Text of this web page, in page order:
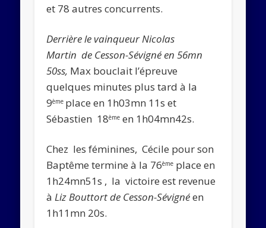
et 78 autres concurrents.
Derrière le vainqueur Nicolas
Martin de Cesson-Sévigné en 56mn
50ss, Max bouclait l’épreuve
quelques minutes plus tard à la
9ème place en 1h03mn 11s et
Sébastien 18ème en 1h04mn42s.
Chez les féminines, Cécile pourson
Baptême termine à la 76ème place en
1h24mn51s , la victoire est revenue
àLiz Bouttort de Cesson-Sévignéen
1h11mn 20s.